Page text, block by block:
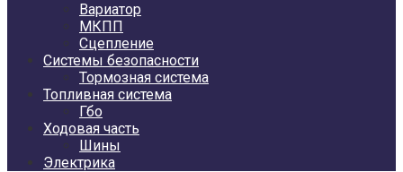
Вариатор
МКПП
Сцепление
Системы безопасности
Тормозная система
Топливная система
Гбо
Ходовая часть
Шины
Электрика